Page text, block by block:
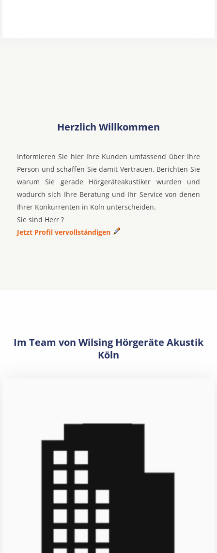
Herzlich Willkommen
Informieren Sie hier Ihre Kunden umfassend über Ihre
Person und schaffen Sie damit Vertrauen. Berichten Sie
warum Sie gerade Hörgeräteakustiker wurden und
wodurch sich Ihre Beratung und Ihr Service von denen
Ihrer Konkurrenten in Köln unterscheiden.
Sie sind Herr ?
Jetzt Profil vervollständigen
Im Team von Wilsing Hörgeräte Akustik
Köln